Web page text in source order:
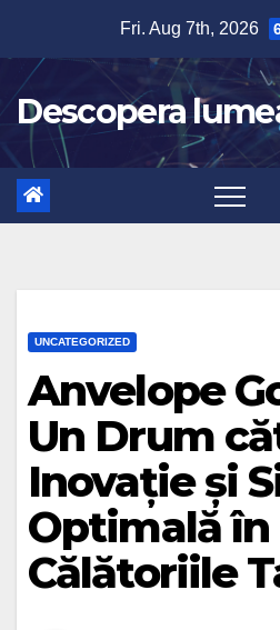
content
Fri. Aug 7th, 2026
Descopera
UNCATEGORIZED
Anvelope
Un Drum
Inovație și
Optimală în
Călătoriile